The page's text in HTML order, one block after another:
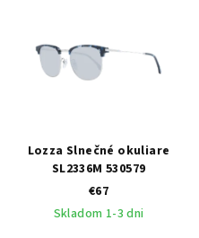
Lozza Slnečné okuliare
SL2336M 530579
€67
Skladom 1-3 dni